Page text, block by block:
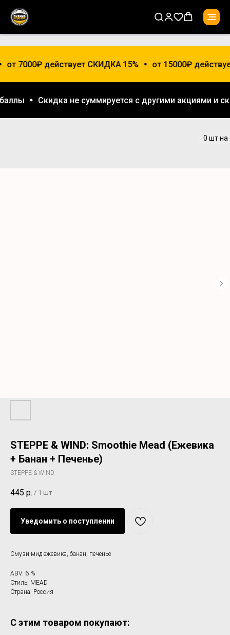
от 7000₽ действует СКИДКА 15% от 15000₽
Скидка не суммируется с другими акциями и
STEPPE & WIND: Smoothie Mead (Ежевика
+ Банан + Печенье)
STEPPE & WIND
445 р. / 1 шт
Уведомить о поступлении
Смузи мид ежевика, банан, печенье
ABV: 6 %
Стиль: MEAD
Страна: Россия
С этим товаром покупают: